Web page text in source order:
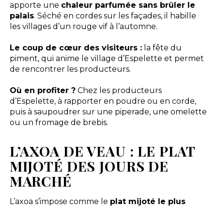
apporte une chaleur parfumée sans brûler le
palais. Séché en cordes sur les façades, il habille
les villages d’un rouge vif à l’automne.
Le coup de cœur des visiteurs :la fête du
piment, qui anime le village d’Espelette et permet
de rencontrer les producteurs.
Où en profiter ?Chez les producteurs
d’Espelette, à rapporter en poudre ou en corde,
puis à saupoudrer sur une piperade, une omelette
ou un fromage de brebis.
L’AXOA DE VEAU : LE PLAT
MIJOTÉ DES JOURS DE
MARCHÉ
L’axoa s’impose comme le plat mijoté le plus